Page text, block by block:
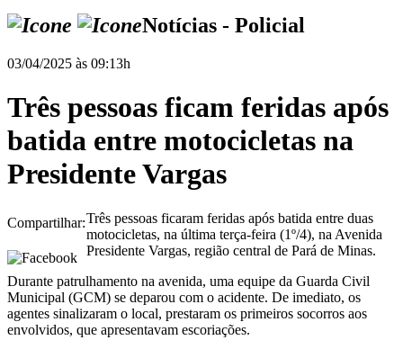
Notícias - Policial
03/04/2025 às 09:13h
Três pessoas ficam feridas após
batida entre motocicletas na
Presidente Vargas
Compartilhar:Três pessoas ficaram feridas após batida entre duas
motocicletas, na última terça-feira (1º/4), na Avenida
Presidente Vargas, região central de Pará de Minas.
Durante patrulhamento na avenida, uma equipe da Guarda Civil
Municipal (GCM) se deparou com o acidente. De imediato, os
agentes sinalizaram o local, prestaram os primeiros socorros aos
envolvidos, que apresentavam escoriações.